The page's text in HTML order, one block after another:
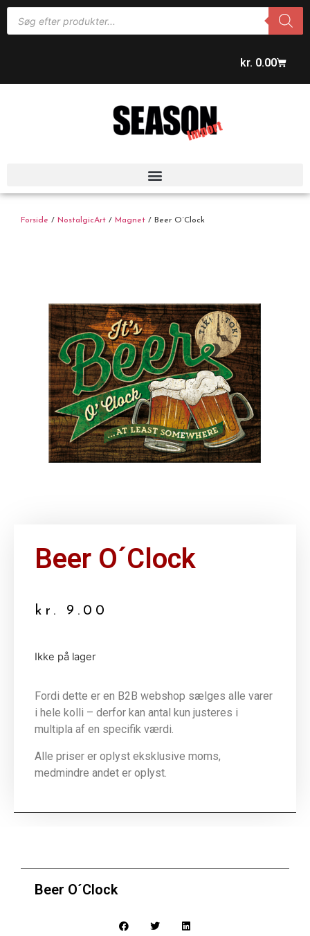
kr. 0.00
Forside / NostalgicArt / Magnet / Beer O´Clock
Beer O´Clock
kr. 9.00
Ikke på lager
Fordi dette er en B2B webshop sælges alle varer
i hele kolli – derfor kan antal kun justeres i
multipla af en specifik værdi.
Alle priser er oplyst eksklusive moms,
medmindre andet er oplyst.
Beer O´Clock